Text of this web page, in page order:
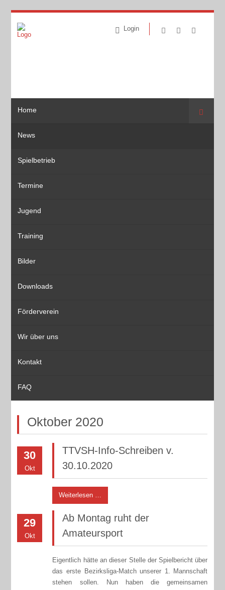
Login
Home
News
Spielbetrieb
Termine
Jugend
Training
Bilder
Downloads
Förderverein
Wir über uns
Kontakt
FAQ
Suche
Oktober 2020
30
Okt
TTVSH-Info-Schreiben v.
30.10.2020
Weiterlesen …
29
Okt
Ab Montag ruht der
Amateursport
Eigentlich hätte an dieser Stelle der Spielbericht über
das erste Bezirksliga-Match unserer 1. Mannschaft
stehen sollen. Nun haben die gemeinsamen